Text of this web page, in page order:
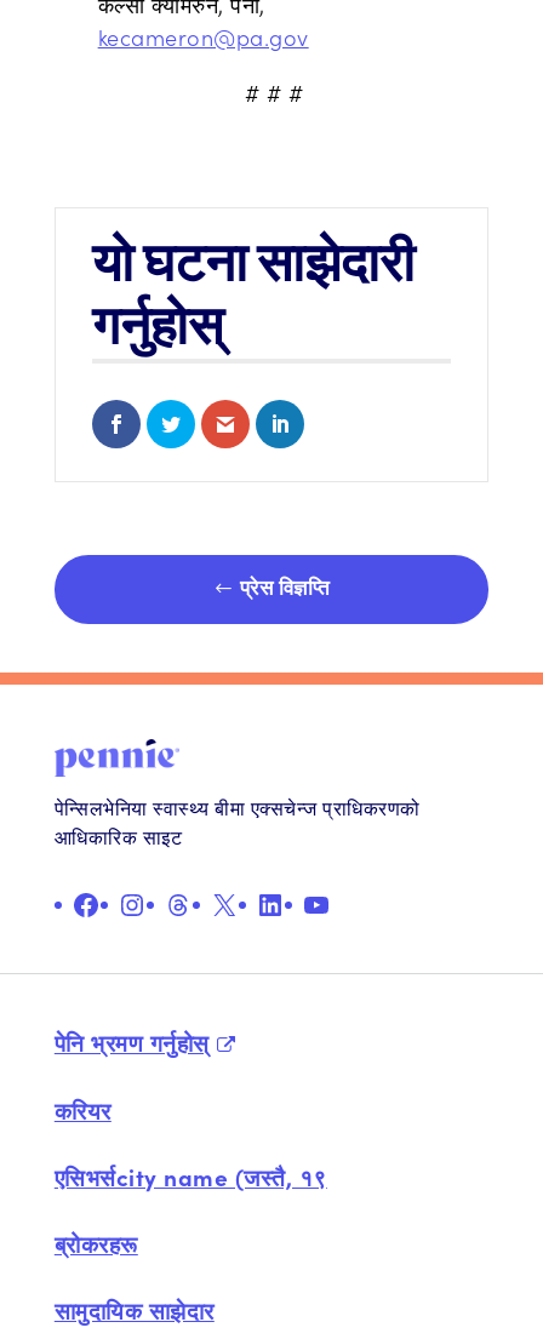
kecameron@pa.gov
# # #
यो घटना साझेदारी
गर्नुहोस्
Share on Facebook
Share on Twitter
Share via Email
Share on LinkedIn
प्रेस विज्ञप्ति
पेन्सिलभेनिया स्वास्थ्य बीमा एक्सचेन्ज प्राधिकरणको
आधिकारिक साइट
फेसबुकइन्स्टाग्राम
थ्रेड्स
X लिङ्क गरिएको छ
युट्युब
पेनि भ्रमण गर्नुहोस्
करियर
एसिभर्सcity name (जस्तै, १९
ब्रोकरहरू
सामुदायिक साझेदार